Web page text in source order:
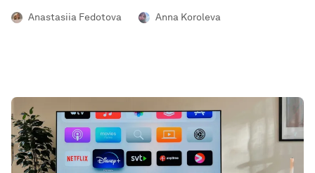
Anastasiia Fedotova Anna Koroleva